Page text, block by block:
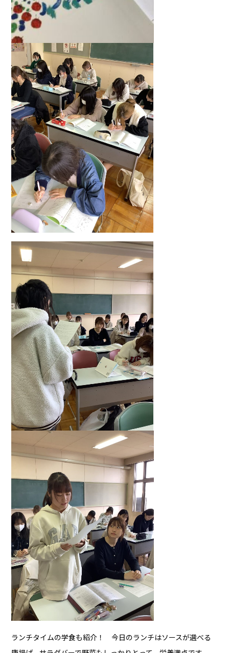
ランチタイムの学食も紹介！ 今日のランチはソースが選べる